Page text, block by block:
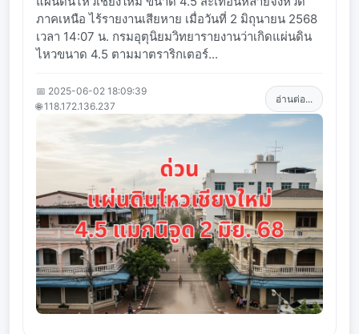
ภาคเหนือ ไร้รายงานเสียหาย เมื่อวันที่ 2 มิถุนายน 2568
เวลา 14:07 น. กรมอุตุนิยมวิทยารายงานว่าเกิดแผ่นดิน
ไหวขนาด 4.5 ตามมาตราริกเตอร์...
📅 2025-06-02 18:09:39
🌐 118.172.136.237
อ่านต่อ...